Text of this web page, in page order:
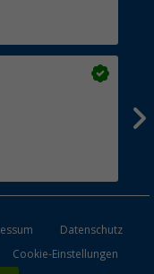
Datenschutz
Cookie-Einstellungen